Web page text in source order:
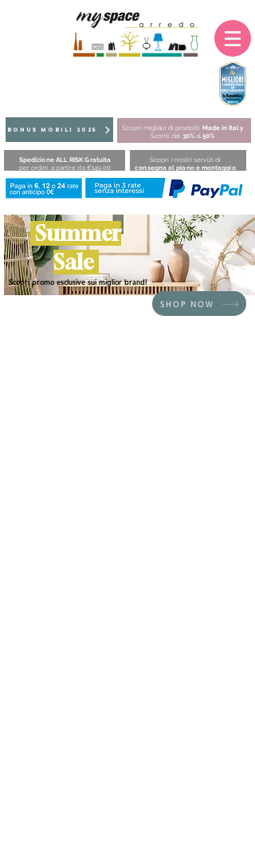
BONUS MOBILI 2025 Scopri migliaia di prodotti Made in Italy
Sconti dal 30%al50%
Spedizione ALL RISK Gratuita
per ordini a partire da €149,00
Scopri i nostri servizi di
consegna al piano e montaggio
Summer
Sale
SHOP NOW
Scopri promo esclusive sui miglior brand!